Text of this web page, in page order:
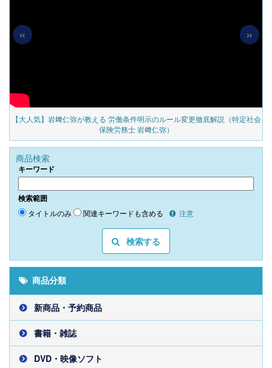
【大人気】岩﨑仁弥が教える 労働条件明示のルール変更徹底解説（特定社会
保険労務士 岩﨑仁弥）
« »
商品検索
キーワード
検索範囲
タイトルのみ 関連キーワードも含める 注意
検索する
商品分類
新商品・予約商品
書籍・雑誌
DVD・映像ソフト